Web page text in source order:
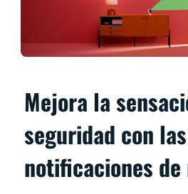
Mejora la
seguridad con las
notificaciones